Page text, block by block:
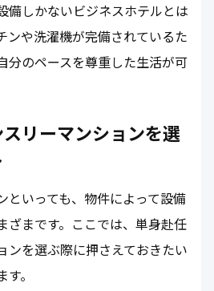
備しかないビジネスホテルとは
ンや洗濯機が完備されているた
分のペースを尊重した生活が可
リーマンションを選
といっても、物件によって設備
ざまです。ここでは、単身赴任
ンを選ぶ際に押さえておきたい
。